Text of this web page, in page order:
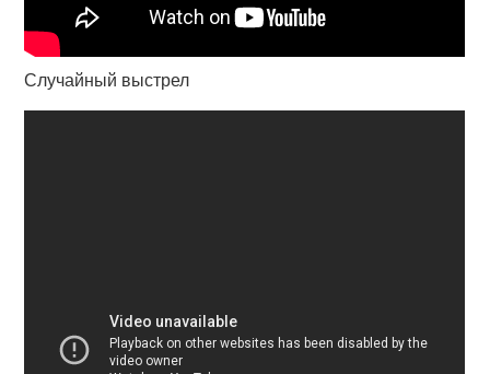
Случайный выстрел